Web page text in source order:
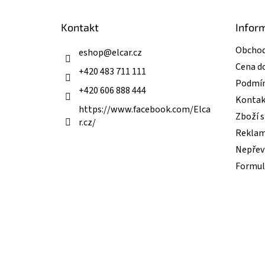
Kontakt
eshop@elcar.cz
+420 483 711 111
+420 606 888 444
https://www.facebook.com/Elca
r.cz/
Cena
Zboží